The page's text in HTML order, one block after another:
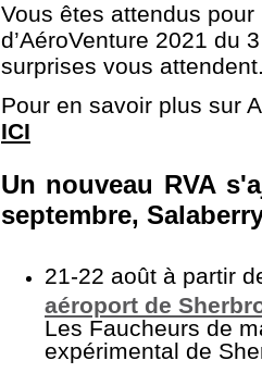
Vous êtes attendus
d’AéroVenture 2021 du
surprises vous
Pour en savoir plus sur
ICI
Un nouveau RVA
septembre,
21-22 août à partir
aéroport de
Les Faucheurs de
expérimental de